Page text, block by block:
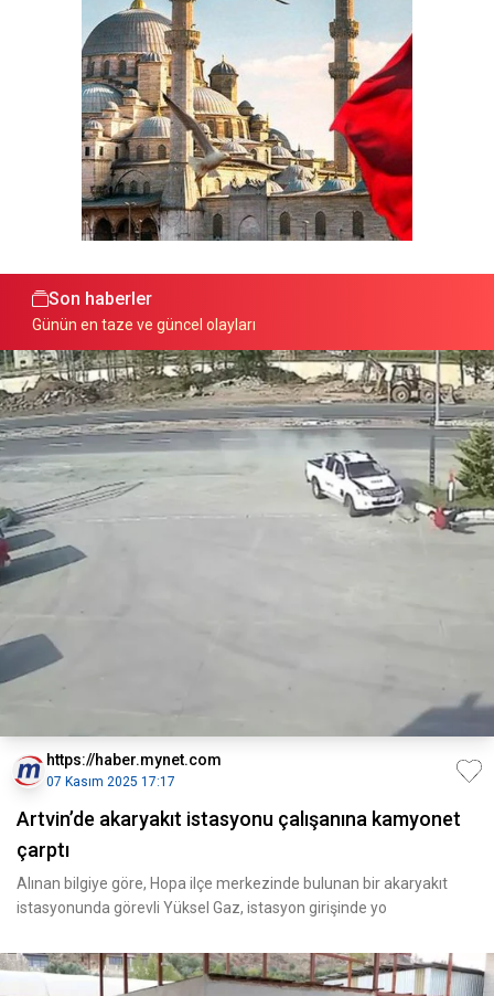
Son haberler
Günün en taze ve güncel olayları
https://haber.mynet.com
07 Kasım 2025 17:17
Artvin’de akaryakıt istasyonu çalışanına kamyonet
çarptı
Alınan bilgiye göre, Hopa ilçe merkezinde bulunan bir akaryakıt
istasyonunda görevli Yüksel Gaz, istasyon girişinde yo